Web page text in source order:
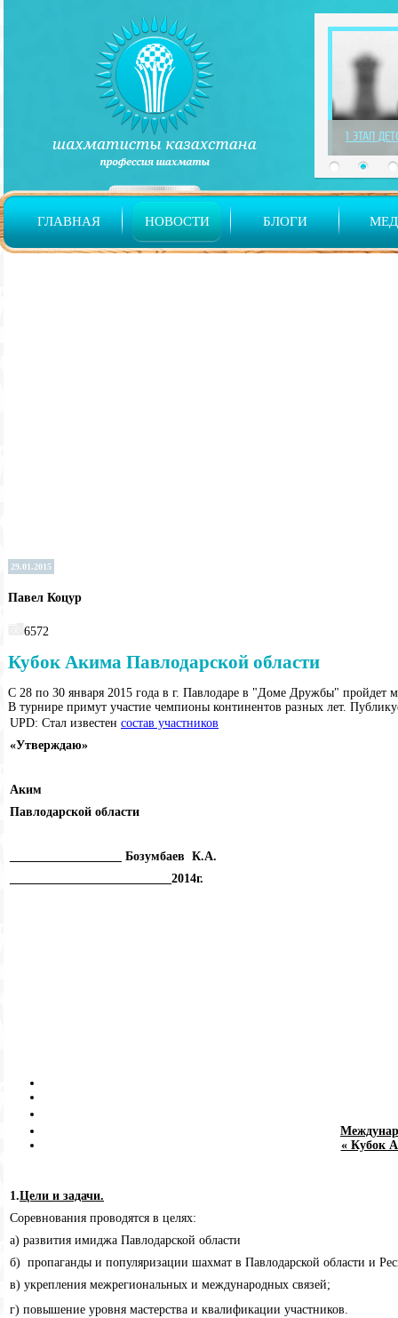
ГЛАВНАЯ НОВОСТИ БЛОГИ
1 ЭТАП
29.01.2015
Павел Коцур
6572
Кубок Акима Павлодарской области
С 28 по 30 января 2015 года в г. Павлодаре в "Доме Дружбы"
В турнире примут участие чемпионы континентов разных лет.
UPD: Стал известен состав участников
«Утверждаю»
Аким
Павлодарской области
__________________ Бозумбаев К.А.
__________________________2014г.
« Кубок
1.Цели и задачи.
Соревнования проводятся в целях:
а) развития имиджа Павлодарской области
б) пропаганды и популяризации шахмат в Павлодарской области и
в) укрепления межрегиональных и международных связей;
г) повышение уровня мастерства и квалификации участников.